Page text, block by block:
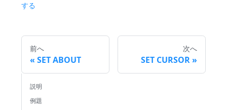
する
前へ
SET ABOUT
次へ
SET CURSOR
説明
例題